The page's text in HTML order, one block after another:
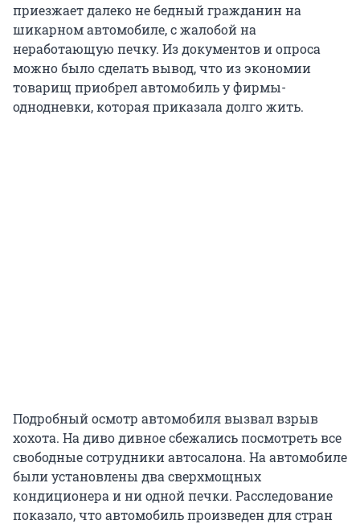
приезжает далеко не бедный гражданин на
шикарном автомобиле, с жалобой на
неработающую печку. Из документов и опроса
можно было сделать вывод, что из экономии
товарищ приобрел автомобиль у фирмы-
однодневки, которая приказала долго жить.
Подробный осмотр автомобиля вызвал взрыв
хохота. На диво дивное сбежались посмотреть все
свободные сотрудники автосалона. На автомобиле
были установлены два сверхмощных
кондиционера и ни одной печки. Расследование
показало, что автомобиль произведен для стран